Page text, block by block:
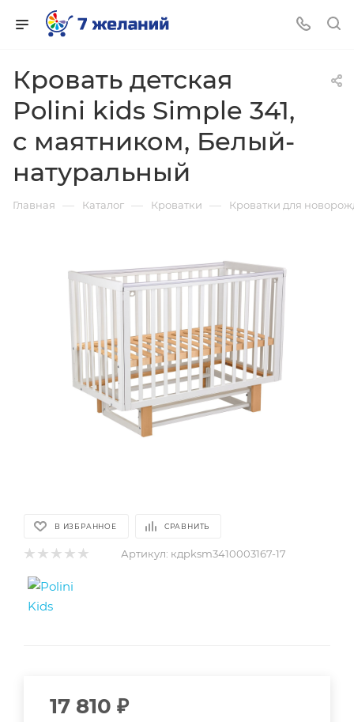
Кровать детская
Polini kids Simple 341,
с маятником, Белый-
натуральный
Главная — Каталог — Кроватки — Кроватки для
В ИЗБРАННОЕ СРАВНИТЬ
Артикул: кдpksm3410003167-17
17 810 ₽